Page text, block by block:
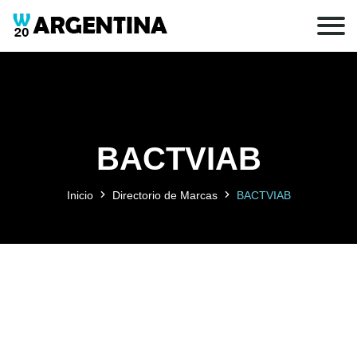
BACTVIAB
Inicio Directorio de Marcas BACTVIAB